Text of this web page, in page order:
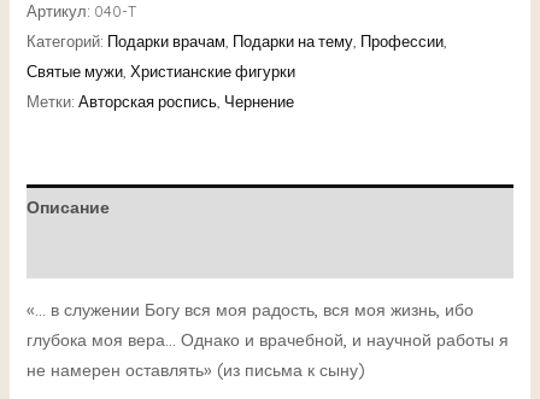
Артикул: 040-T
Категорий: Подарки врачам Подарки на тему, Профессии,
Святые мужи, Христианские фигурки
Метки: Авторская роспись, Чернение
Описание
«… в служении Богу вся моя радость, вся моя жизнь, ибо
глубока моя вера… Однако и врачебной, и научной работы я
не намерен оставлять» (из письма к сыну)